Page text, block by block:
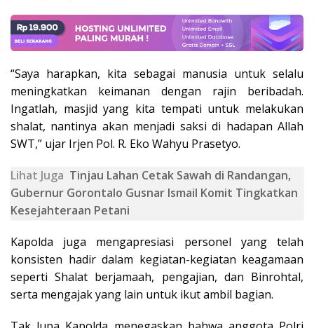
“Saya harapkan, kita sebagai manusia untuk selalu
meningkatkan keimanan dengan rajin beribadah.
Ingatlah, masjid yang kita tempati untuk melakukan
shalat, nantinya akan menjadi saksi di hadapan Allah
SWT,” ujar Irjen Pol. R. Eko Wahyu Prasetyo.
Lihat Juga Tinjau Lahan Cetak Sawah di Randangan,
Gubernur Gorontalo Gusnar Ismail Komit Tingkatkan
Kesejahteraan Petani
Kapolda juga mengapresiasi personel yang telah
konsisten hadir dalam kegiatan-kegiatan keagamaan
seperti Shalat berjamaah, pengajian, dan Binrohtal,
serta mengajak yang lain untuk ikut ambil bagian.